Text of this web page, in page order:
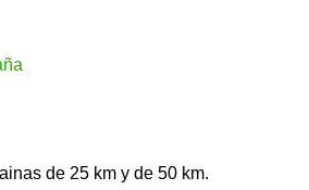
de 25 km y de 50 km.